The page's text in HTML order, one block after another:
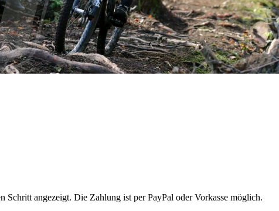
angezeigt. Die Zahlung ist per PayPal oder Vorkasse möglich.